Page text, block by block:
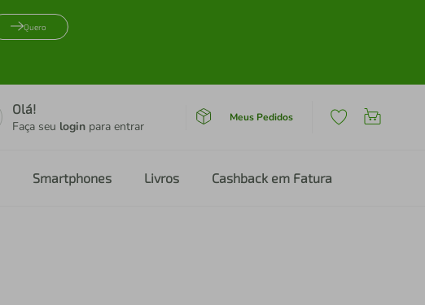
Quero
Olá!
Faça seu login para entrar
Meus Pedidos
Smartphones Livros Cashback em Fatura